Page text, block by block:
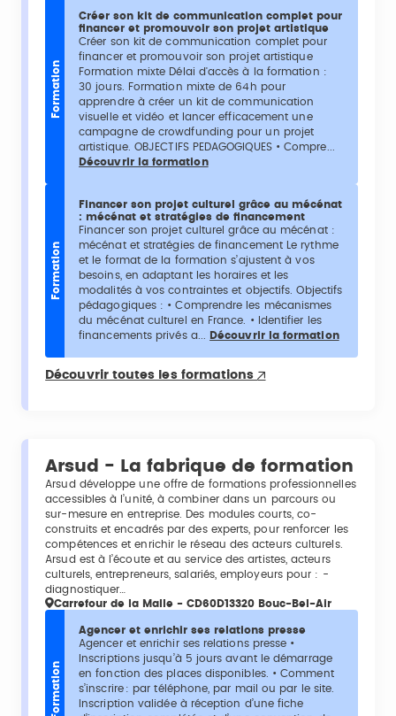
Formation
Créer son kit de communication complet pour
financer et promouvoir son projet artistique
Créer son kit de communication complet pour
financer et promouvoir son projet artistique
Formation mixte Délai d'accès à la formation :
30 jours. Formation mixte de 64h pour
apprendre à créer un kit de communication
visuelle et vidéo et lancer efficacement une
campagne de crowdfunding pour un projet
artistique. OBJECTIFS PEDAGOGIQUES • Compre...
Découvrir la formation
Formation
Financer son projet culturel grâce au mécénat
: mécénat et stratégies de financement
Financer son projet culturel grâce au mécénat :
mécénat et stratégies de financement Le rythme
et le format de la formation s’ajustent à vos
besoins, en adaptant les horaires et les
modalités à vos contraintes et objectifs. Objectifs
pédagogiques : • Comprendre les mécanismes
du mécénat culturel en France. • Identifier les
financements privés a...
Découvrir la formation
Découvrir toutes les formations
Arsud - La fabrique de formation
Arsud développe une offre de formations professionnelles
accessibles à l’unité, à combiner dans un parcours ou
sur-mesure en entreprise. Des modules courts, co-
construits et encadrés par des experts, pour renforcer les
compétences et enrichir le réseau des acteurs culturels.
Arsud est à l’écoute et au service des artistes, acteurs
culturels, entrepreneurs, salariés, employeurs pour : -
diagnostiquer…
Carrefour de la Malle - CD60D13320 Bouc-Bel-Air
Formation
Agencer et enrichir ses relations presse
Agencer et enrichir ses relations presse •
Inscriptions jusqu’à 5 jours avant le démarrage
en fonction des places disponibles. • Comment
s’inscrire : par téléphone, par mail ou par le site.
Inscription validée à réception d’une fiche